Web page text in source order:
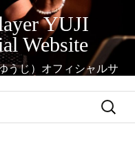
YUJI
Website
うじ）オフィシャルサ
検